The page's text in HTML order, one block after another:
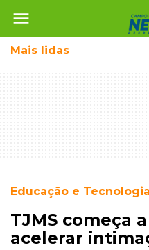
menu
Mais lidas
Educação e Tecnologia
TJMS começa
acelerar